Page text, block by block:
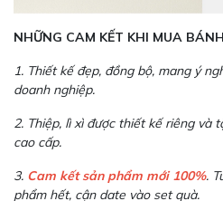
NHỮNG CAM KẾT KHI MUA
1. Thiết kế đẹp, đồng bộ, mang ý
doanh nghiệp.
2. Thiệp, lì xì được thiết kế riêng và
cao cấp.
3. Cam kết sản phẩm mới 100%.
phẩm hết, cận date vào set quà.